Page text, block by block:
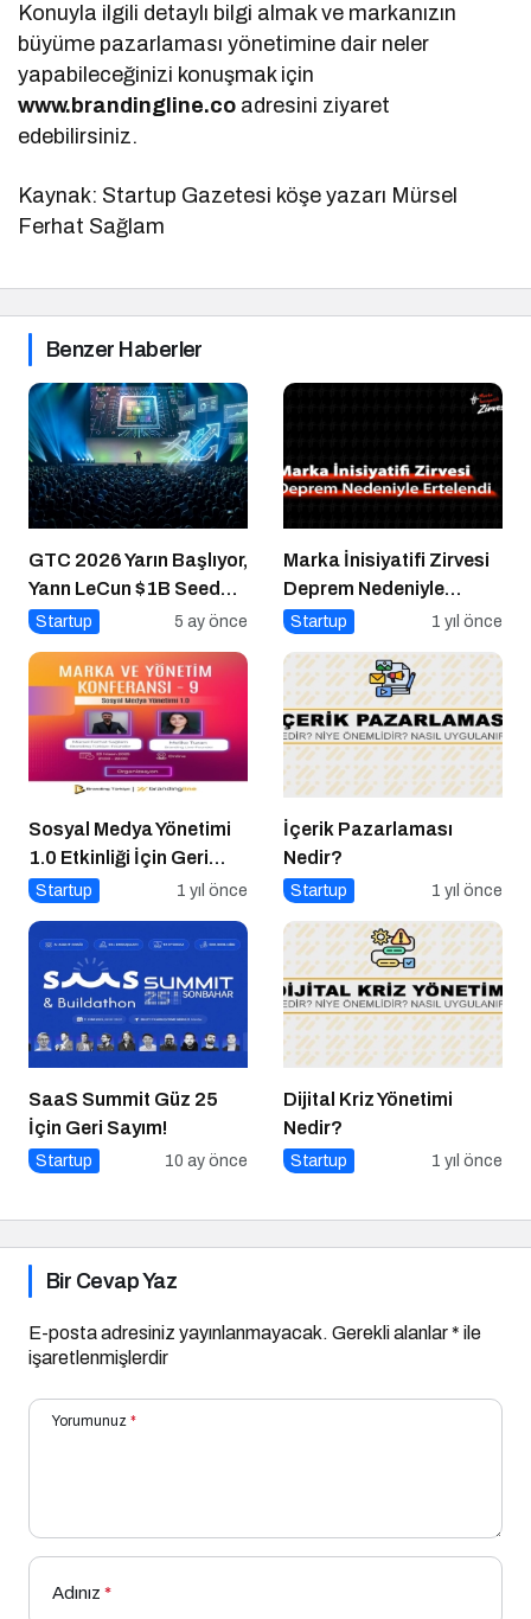
Konuyla ilgili detaylı bilgi almak ve markanızın
büyüme pazarlaması yönetimine dair neler
yapabileceğinizi konuşmak için
www.brandingline.co adresini ziyaret
edebilirsiniz.
Kaynak: Startup Gazetesi köşe yazarı Mürsel
Ferhat Sağlam
Benzer Haberler
GTC 2026 Yarın Başlıyor,
Yann LeCun $1B Seed
Aldı: AI Fonlama
Startup 5 ay önce
Marka İnisiyatifi Zirvesi
Deprem Nedeniyle
Ertelendi
Startup 1 yıl önce
Sosyal Medya Yönetimi
1.0 Etkinliği İçin Geri
Sayım!
Startup 1 yıl önce
İçerik Pazarlaması
Nedir?
Startup 1 yıl önce
SaaS Summit Güz 25
İçin Geri Sayım!
Startup 10 ay önce
Dijital Kriz Yönetimi
Nedir?
Startup 1 yıl önce
Bir Cevap Yaz
E-posta adresiniz yayınlanmayacak. Gerekli alanlar* ile
işaretlenmişlerdir
Yorumunuz *
Adınız *